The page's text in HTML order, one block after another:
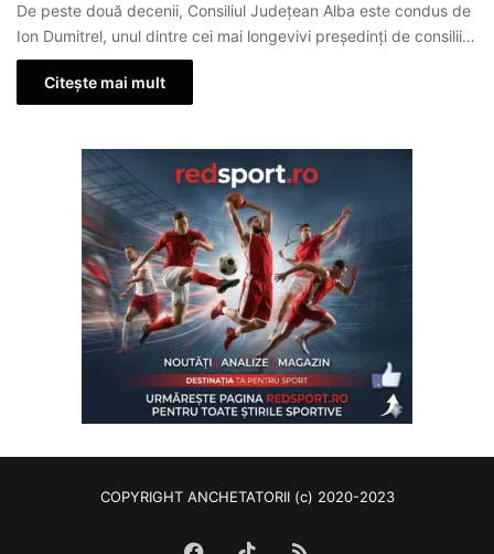
De peste două decenii, Consiliul Județean Alba este condus de
Ion Dumitrel, unul dintre cei mai longevivi președinți de consilii…
Citește mai mult
COPYRIGHT ANCHETATORII (c) 2020-2023